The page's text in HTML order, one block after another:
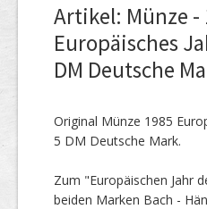
Artikel: Münze -
Europäisches
DM Deutsche
Original Münze 1985
5 DM Deutsche Mark.
Zum "Europäischen Jahr
beiden Marken Bach -